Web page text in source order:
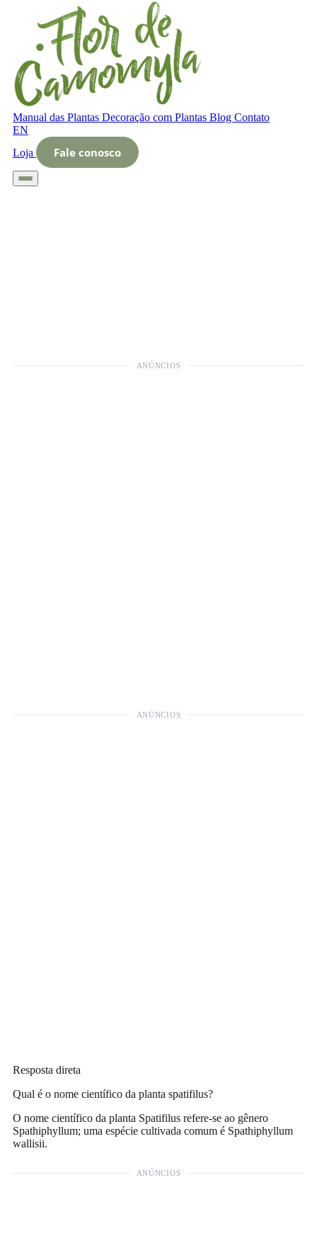
Manual das Plantas Decoração com Plantas Blog Contato
EN
Loja
Fale conosco
ANÚNCIOS
ANÚNCIOS
Resposta direta
Qual é o nome científico da planta spatifilus?
O nome científico da planta Spatifilus refere-se ao gênero
Spathiphyllum; uma espécie cultivada comum é Spathiphyllum
wallisii.
ANÚNCIOS